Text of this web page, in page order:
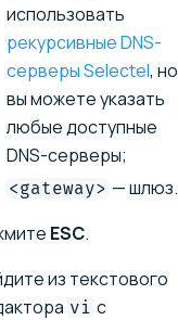
использовать
рекурсивные DNS-
серверы Selectel, но
вы можете указать
любые доступные
DNS-серверы;
<gateway> — шлюз.
ESC.
из текстового
vi с